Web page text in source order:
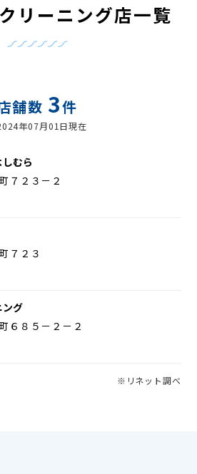
リーニング店一覧
舗数 3件
年07月01日現在
むら
７２３－２
７２３
ング
６８５－２－２
※リネット調べ